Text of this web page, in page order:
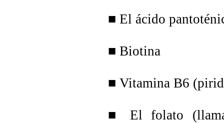
■ El ácido
■ Biotina
■ Vitamina B6
■ El folato